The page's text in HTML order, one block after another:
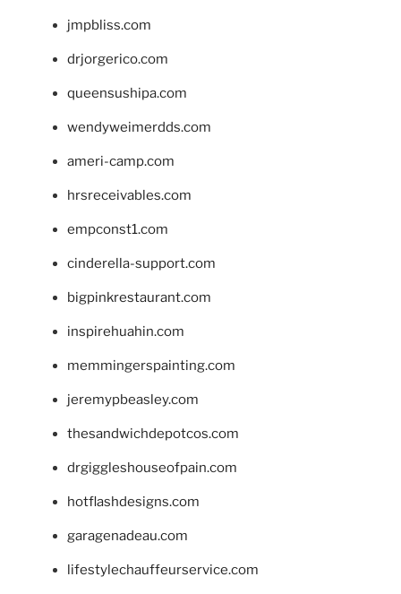
jmpbliss.com
drjorgerico.com
queensushipa.com
wendyweimerdds.com
ameri-camp.com
hrsreceivables.com
empconst1.com
cinderella-support.com
bigpinkrestaurant.com
inspirehuahin.com
memmingerspainting.com
jeremypbeasley.com
thesandwichdepotcos.com
drgiggleshouseofpain.com
hotflashdesigns.com
garagenadeau.com
lifestylechauffeurservice.com